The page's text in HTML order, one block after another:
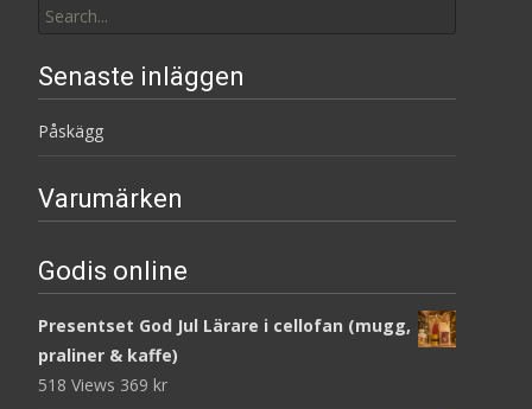
for:
Senaste inläggen
Påskägg
Varumärken
Godis online
Presentset God Jul Lärare i cellofan (mugg,
praliner & kaffe)
518 Views 369 kr